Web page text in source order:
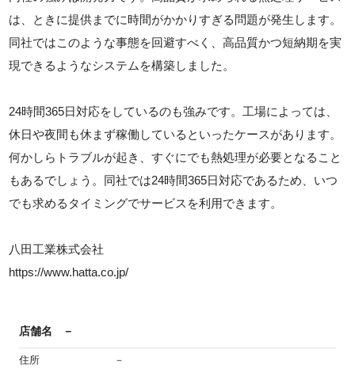
は、ときに提供までに時間がかかりすぎる問題が発生します。
同社ではこのような事態を回避すべく、高品質かつ短納期を実
現できるようなシステムを構築しました。
24時間365日対応をしているのも強みです。工場によっては、
休日や夜間も休まず稼働しているといったケースがあります。
何かしらトラブルが起き、すぐにでも熱処理が必要となること
もあるでしょう。同社では24時間365日対応であるため、いつ
でも求めるタイミングでサービスを利用できます。
八田工業株式会社
https://www.hatta.co.jp/
店舗名 －
住所 －